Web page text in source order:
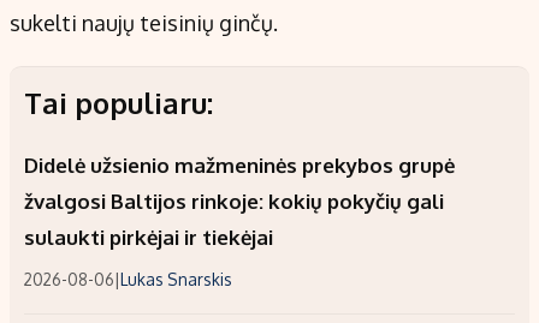
sukelti naujų teisinių ginčų.
Tai populiaru:
Didelė užsienio mažmeninės prekybos grupė
žvalgosi Baltijos rinkoje: kokių pokyčių gali
sulaukti pirkėjai ir tiekėjai
2026-08-06|Lukas Snarskis